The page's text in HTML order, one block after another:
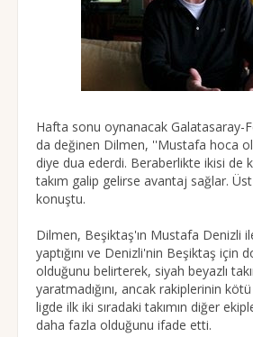
Hafta sonu oynanacak Galatasaray-
da değinen Dilmen, ''Mustafa hoca
diye dua ederdi. Beraberlikte ikisi de
takım galip gelirse avantaj sağlar.
konuştu.
Dilmen, Beşiktaş'ın Mustafa Denizli
yaptığını ve Denizli'nin Beşiktaş için
olduğunu belirterek, siyah beyazlı
yaratmadığını, ancak rakiplerinin kötü
ligde ilk iki sıradaki takımın diğer
daha fazla olduğunu ifade etti.